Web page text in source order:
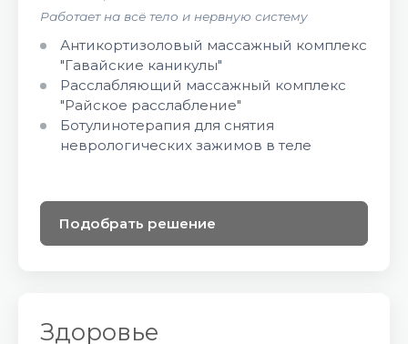
Работает на всё тело и нервную систему
Антикортизоловый массажный комплекс
"Гавайские каникулы"
Расслабляющий массажный комплекс
"Райское расслабление"
Ботулинотерапия для снятия
неврологических зажимов в теле
Подобрать решение
Здоровье